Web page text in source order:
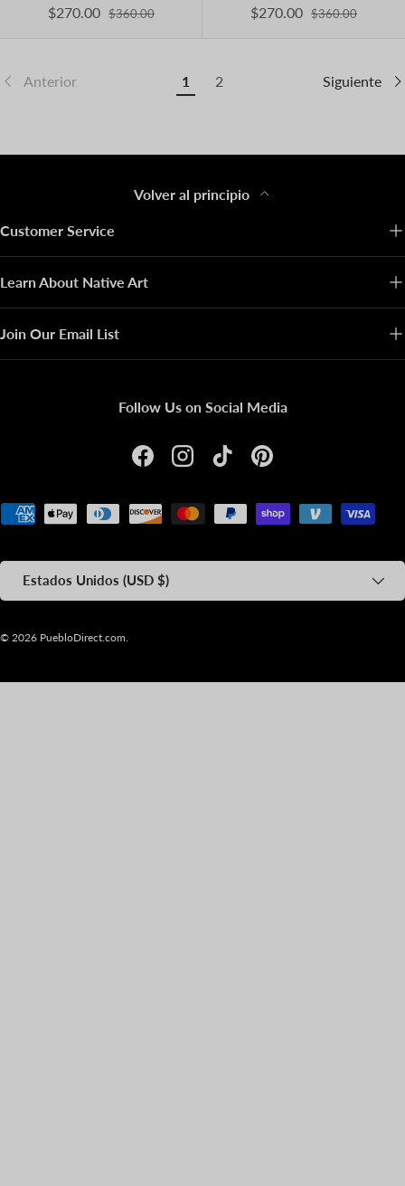
$270.00 $360.00
$270.00 $360.00
Anterior 1 2 Siguiente
Volver al principio
Customer Service
Learn About Native Art
Join Our Email List
Follow Us on Social Media
FacebookInstagramTikTokPinterest
Formas de pago aceptadas
País/Región
Estados Unidos (USD $)
© 2026 PuebloDirect.com.